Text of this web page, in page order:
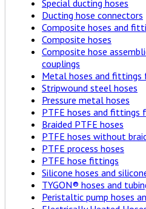
Special ducting hoses
Ducting hose connectors
Composite hoses and
Composite hoses
Composite hose
couplings
Metal hoses and fittings
Stripwound steel hoses
Pressure metal hoses
PTFE hoses and fittings
Braided PTFE hoses
PTFE hoses without
PTFE process hoses
PTFE hose fittings
Silicone hoses and
TYGON® hoses and
Peristaltic pump hoses